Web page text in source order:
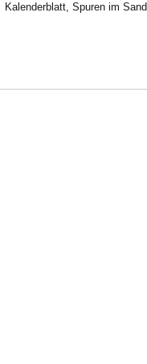
Kalenderblatt, Spuren im Sand